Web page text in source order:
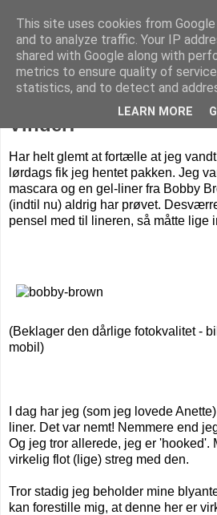
Livet på
Vinder!
Har helt glemt at fortælle at jeg
lørdags fik jeg hentet pakken. Jeg
mascara og en gel-liner fra Bobby
(indtil nu) aldrig har prøvet.
pensel med til lineren, så måtte lige
(Beklager den dårlige fotokvalitet -
mobil)
I dag har jeg (som jeg lovede
liner. Det var nemt! Nemmere end
Og jeg tror allerede, jeg er 'hooked'.
virkelig flot (lige) streg med den.
Tror stadig jeg beholder mine
kan forestille mig, at denne her er
This site uses cookies from
and to analyze traffic. Your IP
shared with Google along with
metrics to ensure quality of
statistics, and to detect and
LEARN MORE